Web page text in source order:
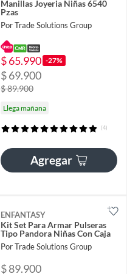
Manillas Joyeria Niñas 6540
Pzas
Por Trade Solutions Group
$ 65.990 -27%
$ 69.900
$ 89.900
Llega mañana
(4)
Agregar
ENFANTASY
Kit Set Para Armar Pulseras
Tipo Pandora Niñas Con Caja
Por Trade Solutions Group
$ 89.900